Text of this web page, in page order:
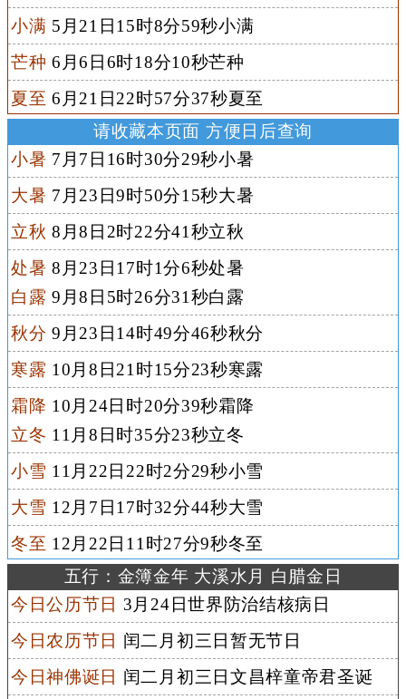
小满 5月21日15时8分59秒小满
芒种 6月6日6时18分10秒芒种
夏至 6月21日22时57分37秒夏至
请收藏本页面 方便日后查询
小暑 7月7日16时30分29秒小暑
大暑 7月23日9时50分15秒大暑
立秋 8月8日2时22分41秒立秋
处暑 8月23日17时1分6秒处暑
白露 9月8日5时26分31秒白露
秋分 9月23日14时49分46秒秋分
寒露 10月8日21时15分23秒寒露
霜降 10月24日时20分39秒霜降
立冬 11月8日时35分23秒立冬
小雪 11月22日22时2分29秒小雪
大雪 12月7日17时32分44秒大雪
冬至 12月22日11时27分9秒冬至
五行：金簿金年 大溪水月 白腊金日
今日公历节日 3月24日世界防治结核病日
今日农历节日 闰二月初三日暂无节日
今日神佛诞日 闰二月初三日文昌梓童帝君圣诞